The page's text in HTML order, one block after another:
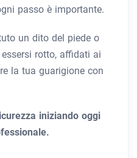
passo è importante.
un dito del piede o
rotto, affidati ai
la tua guarigione con
iniziando oggi